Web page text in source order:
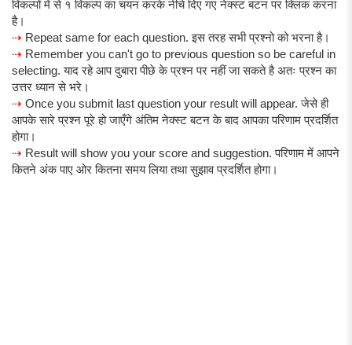
विकल्पों में से १ विकल्प का चयन करके नीचे दिए गए नेक्स्ट बटन पर क्लिक करना
है।
⇢ Repeat same for each question. इस तरह सभी प्रश्नो को भरना है।
⇢ Remember you can't go to previous question so be careful in
selecting. याद रहे आप दुबारा पीछे के प्रश्न पर नहीं जा सकते है अतः प्रश्न का
उत्तर ध्यान से भरे।
⇢ Once you submit last question your result will appear. जेसे ही
आपके सारे प्रश्न पूरे हो जाएँगे अंतिम नेक्स्ट बटन के बाद आपका परिणाम प्रदर्शित
होगा।
⇢ Result will show you your score and suggestion. परिणाम में आपने
कितने अंक पाए ओर कितना समय लिया तथा सुझाव प्रदर्शित होगा।